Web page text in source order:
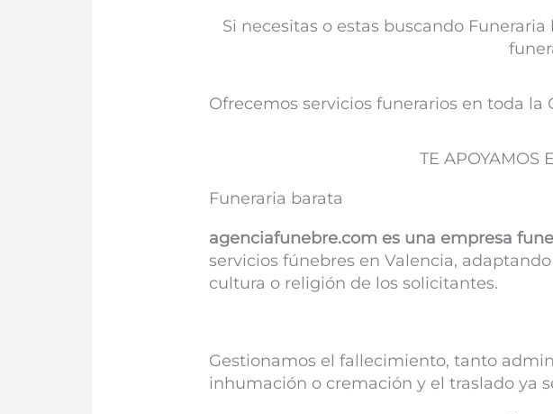
Si necesitas o estas buscando
Ofrecemos servicios funerarios en toda
TE APOYAMOS
Funeraria barata
agenciafunebre.com es una empresa
servicios fúnebres en Valencia,
cultura o religión de los solicitantes.
Gestionamos el fallecimiento, tanto
inhumación o cremación y el traslado ya